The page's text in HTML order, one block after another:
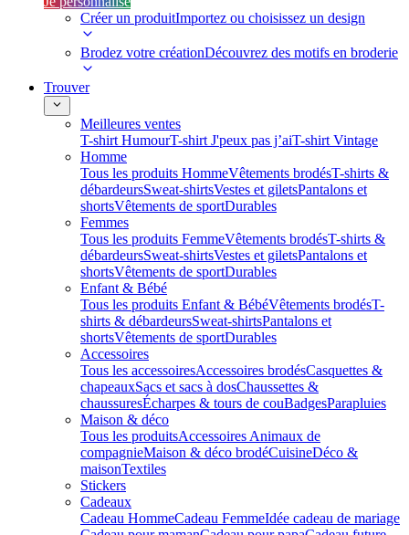
Créer un produitImportez ou choisissez un design
Brodez votre créationDécouvrez des motifs en broderie
Trouver
Meilleures ventes
T-shirt HumourT-shirt J'peux pas j’aiT-shirt Vintage
Homme
Tous les produits HommeVêtements brodésT-shirts &
débardeursSweat-shirtsVestes et giletsPantalons et
shortsVêtements de sportDurables
Femmes
Tous les produits FemmeVêtements brodésT-shirts &
débardeursSweat-shirtsVestes et giletsPantalons et
shortsVêtements de sportDurables
Enfant & Bébé
Tous les produits Enfant & BébéVêtements brodésT-
shirts & débardeursSweat-shirtsPantalons et
shortsVêtements de sportDurables
Accessoires
Tous les accessoiresAccessoires brodésCasquettes &
chapeauxSacs et sacs à dosChaussettes &
chaussuresÉcharpes & tours de couBadgesParapluies
Maison & déco
Tous les produitsAccessoires Animaux de
compagnieMaison & déco brodéCuisineDéco &
maisonTextiles
Stickers
Cadeaux
Cadeau HommeCadeau FemmeIdée cadeau de mariage​